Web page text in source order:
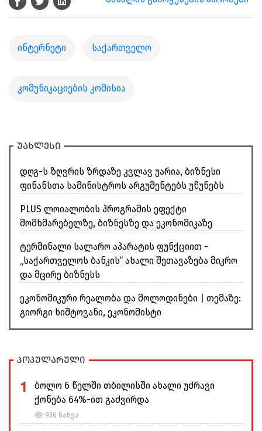
ინტერნეტი საქართველო
კომუნიკაციების კომისია
უახლესი
დღგ-ს ზღვრის ზრდაზე კვლავ უარია, ბიზნესი
ფინანსთა სამინისტროს არგუმენტებს უწუნებს
PLUS ლოიალობის პროგრამის ეფექტი
მომხმარებელზე, ბიზნესზე და ეკონომიკაზე
ტერმინალი სალარო აპარატის ფუნქციით -
„საქართველოს ბანკის“ ახალი შეთავაზება მიკრო
და მცირე ბიზნესს
ეკონომიკური რეალობა და მოლოდინები | თემაზე:
გიორგი ხიშტოვანი, ეკონომისტი
პოპულარული
1
ბოლო 6 წელში თბილისში ახალი უძრავი
ქონება 64%-ით გაძვირდა
936 ნახვა